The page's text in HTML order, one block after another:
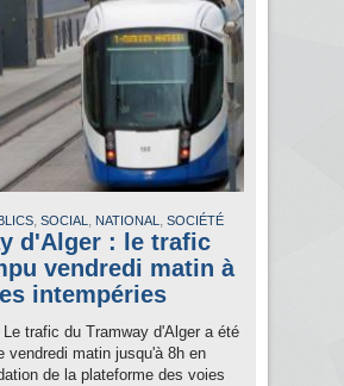
, SOCIAL , NATIONAL , SOCIÉTÉ
d'Alger : le trafic
vendredi matin à
intempéries
Le trafic du Tramway d'Alger a été
vendredi matin jusqu'à 8h en
de la plateforme des voies